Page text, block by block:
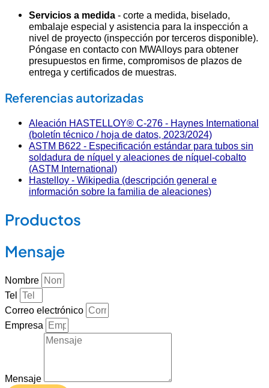
Servicios a medida - corte a medida, biselado,
embalaje especial y asistencia para la inspección a
nivel de proyecto (inspección por terceros disponible).
Póngase en contacto con MWAlloys para obtener
presupuestos en firme, compromisos de plazos de
entrega y certificados de muestras.
Referencias autorizadas
Aleación HASTELLOY® C-276 - Haynes International
(boletín técnico / hoja de datos, 2023/2024)
ASTM B622 - Especificación estándar para tubos sin
soldadura de níquel y aleaciones de níquel-cobalto
(ASTM International)
Hastelloy - Wikipedia (descripción general e
información sobre la familia de aleaciones)
Productos
Mensaje
Nombre
Tel
Correo electrónico
Empresa
Mensaje